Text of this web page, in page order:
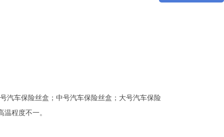
汽车保险丝盒；中号汽车保险丝盒；大号汽车保险
程度不一。